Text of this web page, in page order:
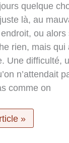
quelque
là, au
ou alors
rien, mais
Une difficulté,
n’attendait
comme on
»